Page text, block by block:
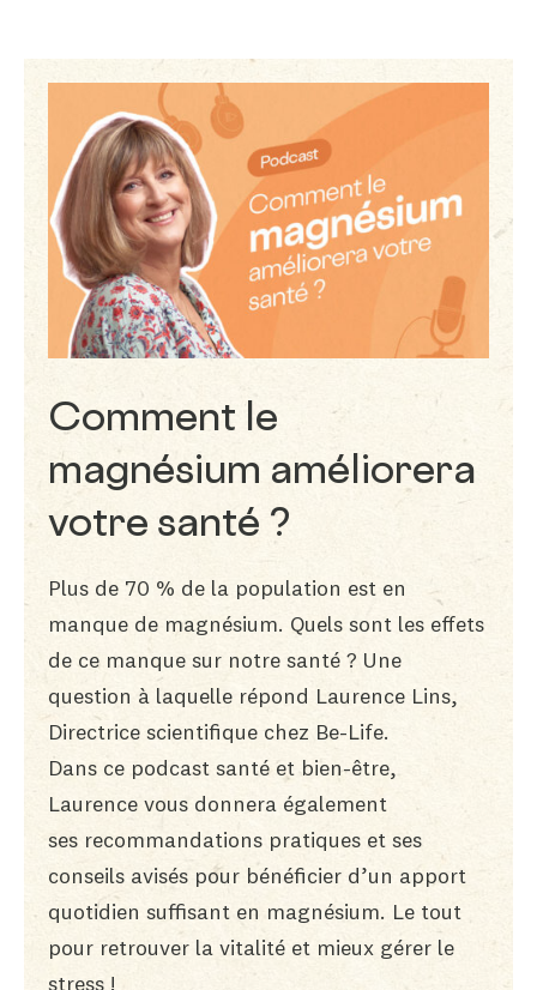
Comment le
magnésium améliorera
votre santé ?
Plus de 70 % de la population est en
manque de magnésium. Quels sont les effets
de ce manque sur notre santé ? Une
question à laquelle répond Laurence Lins,
Directrice scientifique chez Be-Life.
Dans ce podcast santé et bien-être,
Laurence vous donnera également
ses recommandations pratiques et ses
conseils avisés pour bénéficier d’un apport
quotidien suffisant en magnésium. Le tout
pour retrouver la vitalité et mieux gérer le
stress !